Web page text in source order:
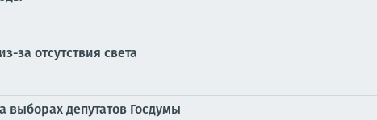
за отсутствия света
выборах депутатов Госдумы